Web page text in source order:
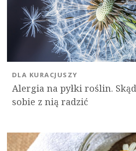
Alergia na pyłki roślin.
sobie z nią radzić
DLA KURACJUSZY